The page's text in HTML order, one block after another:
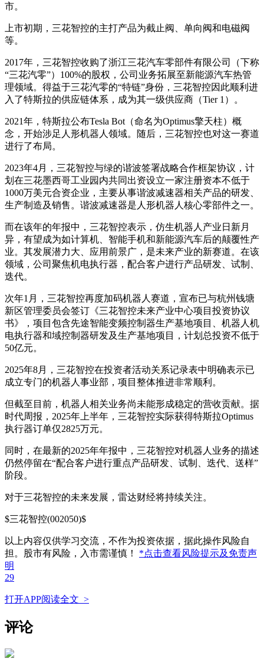
市。
上市初期，三花智控的主打产品为截止阀、单向阀和电磁阀
等。
2017年，三花智控收购了浙江三花汽车零部件有限公司（下称
“三花汽零”）100%的股权，公司业务拓展至新能源汽车热管
理领域。得益于三花汽零的“特链”身份，三花智控因此顺利进
入了特斯拉的供应链体系，成为其一级供应商（Tier 1）。
2021年，特斯拉公布Tesla Bot（命名为Optimus擎天柱）概
念，开始涉足人形机器人领域。随后，三花智控也对这一赛道
进行了布局。
2023年4月，三花智控与绿的谐波签署战略合作框架协议，计
划在三花墨西哥工业园内共同出资设立一家注册资本不低于
1000万美元合资企业，主要从事谐波减速器相关产品的研发、
生产制造及销售。谐波减速器是人形机器人核心零部件之一。
而在该年的年报中，三花智控表示，仿生机器人产业日新月
异，有望成为如计算机、智能手机和新能源汽车后的颠覆性产
业。其发展潜力大、应用前景广，是未来产业的新赛道。在该
领域，公司聚焦机电执行器，配合客户进行产品研发、试制、
迭代。
次年1月，三花智控再度加码机器人赛道，宣布已与杭州钱塘
新区管理委员会签订《三花智控未来产业中心项目投资协议
书》，项目包含先途智能变频控制器生产基地项目、机器人机
电执行器和域控制器研发及生产基地项目，计划总投资不低于
50亿元。
2025年8月，三花智控在投资者活动关系记录表中明确表示已
成立专门的机器人事业部，项目整体推进非常顺利。
但截至目前，机器人相关业务尚未能形成稳定的营收贡献。据
时代周报，2025年上半年，三花智控实际获得特斯拉Optimus
执行器订单仅2825万元。
同时，在最新的2025年年报中，三花智控对机器人业务的描述
仍然停留在“配合客户进行重点产品研发、试制、迭代、送样”
阶段。
对于三花智控的未来发展，雷达财经将持续关注。
$三花智控(002050)$
以上内容仅供学习交流，不作为投资依据，据此操作风险自
担。股市有风险，入市需谨慎！ *点击查看风险提示及免责声
明
29
打开APP阅读全文 >
评论